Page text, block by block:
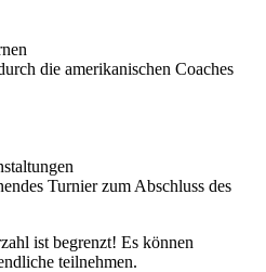
die amerikanischen Coaches
Turnier zum Abschluss des
ist begrenzt! Es können
teilnehmen.